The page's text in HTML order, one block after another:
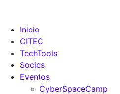
Inicio
CITEC
TechTools
Socios
Eventos
CyberSpaceCamp